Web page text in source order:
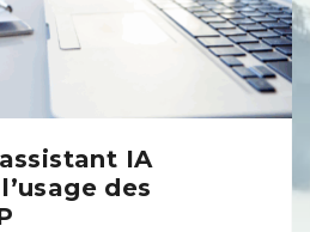
IA
des